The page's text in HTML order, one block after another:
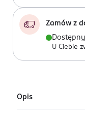
Zamów z
Dostępny
U Ciebie
Opis